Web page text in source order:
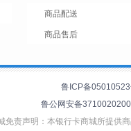
商品配送
商品售后
鲁ICP备
鲁公网安备
免责声明：本银行卡商城所提供